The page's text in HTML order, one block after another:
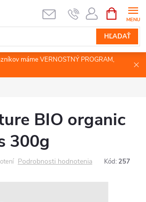
HĽADAŤ
KOŠÍK
máme VERNOSTNÝ PROGRAM,
BIO organic
300g
Podrobnosti hodnotenia Kód: 257